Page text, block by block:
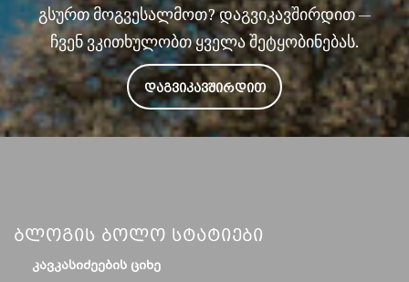
გსურთ მოგვესალმოთ? დაგვიკავშირდით —
ჩვენ ვკითხულობთ ყველა შეტყობინებას.
ᲓᲐᲒᲕᲘᲙᲐᲕᲨᲘᲠᲓᲘᲗ
Ბლოგის Ბოლო Სტატიები
ᲙᲐᲕᲙᲐᲡᲘᲫᲔᲔᲑᲘᲡ ᲪᲘᲮᲔ